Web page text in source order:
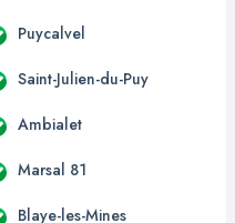
Puycalvel
Saint-Julien-du-Puy
Ambialet
Marsal 81
Blaye-les-Mines